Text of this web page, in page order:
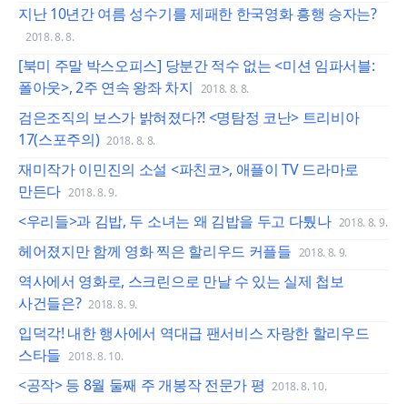
지난 10년간 여름 성수기를 제패한 한국영화 흥행 승자는?
2018. 8. 8.
[북미 주말 박스오피스] 당분간 적수 없는 <미션 임파서블:
폴아웃>, 2주 연속 왕좌 차지 2018. 8. 8.
검은조직의 보스가 밝혀졌다?! <명탐정 코난> 트리비아
17(스포주의) 2018. 8. 8.
재미작가 이민진의 소설 <파친코>, 애플이 TV 드라마로
만든다 2018. 8. 9.
<우리들>과 김밥, 두 소녀는 왜 김밥을 두고 다퉜나 2018. 8. 9.
헤어졌지만 함께 영화 찍은 할리우드 커플들 2018. 8. 9.
역사에서 영화로, 스크린으로 만날 수 있는 실제 첩보
사건들은? 2018. 8. 9.
입덕각! 내한 행사에서 역대급 팬서비스 자랑한 할리우드
스타들 2018. 8. 10.
<공작> 등 8월 둘째 주 개봉작 전문가 평 2018. 8. 10.